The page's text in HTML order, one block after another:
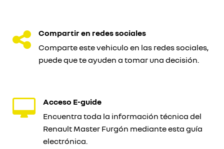
Compartir en redes sociales
Comparte este vehiculo en las redes sociales,
puede que te ayuden a tomar una decisión.
Acceso E-guide
Encuentra toda la información técnica del
Renault Master Furgón mediante esta guía
electrónica.